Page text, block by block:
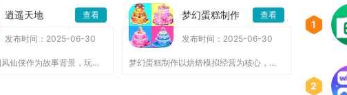
逍遥天地 查看
发布时间：2025-06-30
逍遥天地以国风仙侠作为故事背景，玩家化身修行者游历三界，招募...
梦幻蛋糕制作 查看
发布时间：2025-06-30
梦幻蛋糕制作以烘焙模拟经营为核心，融合手工创作与闯关玩法，适...
1
2